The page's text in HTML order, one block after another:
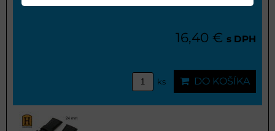
16,40 € s DPH
ks DO KOŠÍKA